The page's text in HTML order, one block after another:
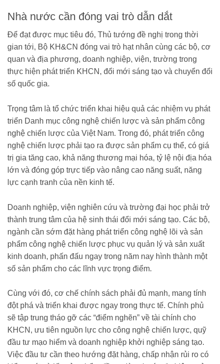
Nhà nước cần đóng vai trò dẫn dắt
Để đạt được mục tiêu đó, Thủ tướng đề nghị trong thời
gian tới, Bộ KH&CN đóng vai trò hạt nhân cùng các bộ, cơ
quan và địa phương, doanh nghiệp, viện, trường trong
thực hiện phát triển KHCN, đổi mới sáng tạo và chuyển đổi
số quốc gia.
Trọng tâm là tổ chức triển khai hiệu quả các nhiệm vụ phát
triển Danh mục công nghệ chiến lược và sản phẩm công
nghệ chiến lược của Việt Nam. Trong đó, phát triển công
nghệ chiến lược phải tạo ra được sản phẩm cụ thể, có giá
trị gia tăng cao, khả năng thương mại hóa, tỷ lệ nội địa hóa
lớn và đóng góp trực tiếp vào nâng cao năng suất, năng
lực cạnh tranh của nền kinh tế.
Doanh nghiệp, viện nghiên cứu và trường đại học phải trở
thành trung tâm của hệ sinh thái đổi mới sáng tạo. Các bộ,
ngành cần sớm đặt hàng phát triển công nghệ lõi và sản
phẩm công nghệ chiến lược phục vụ quản lý và sản xuất
kinh doanh, phấn đấu ngay trong năm nay hình thành một
số sản phẩm cho các lĩnh vực trọng điểm.
Cùng với đó, cơ chế chính sách phải đủ mạnh, mang tính
đột phá và triển khai được ngay trong thực tế. Chính phủ
sẽ tập trung tháo gỡ các “điểm nghẽn” về tài chính cho
KHCN, ưu tiên nguồn lực cho công nghệ chiến lược, quỹ
đầu tư mạo hiểm và doanh nghiệp khởi nghiệp sáng tạo.
Việc đầu tư cần theo hướng đặt hàng, chấp nhận rủi ro có